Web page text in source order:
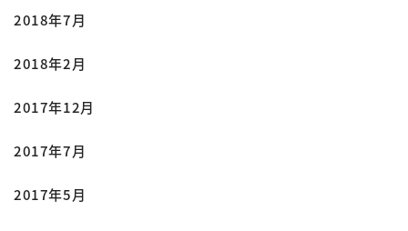
2018年7月
2018年2月
2017年12月
2017年7月
2017年5月